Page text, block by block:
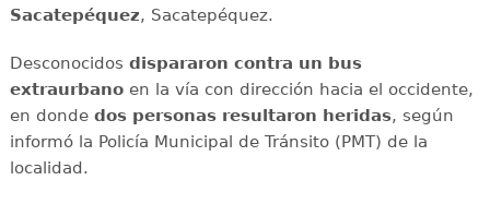
Sacatepéquez, Sacatepéquez.
Desconocidos dispararon contra un bus
extraurbanoen la vía con dirección hacia el occidente,
en donde dos personas resultaron heridas, según
informó la Policía Municipal de Tránsito (PMT) de la
localidad.